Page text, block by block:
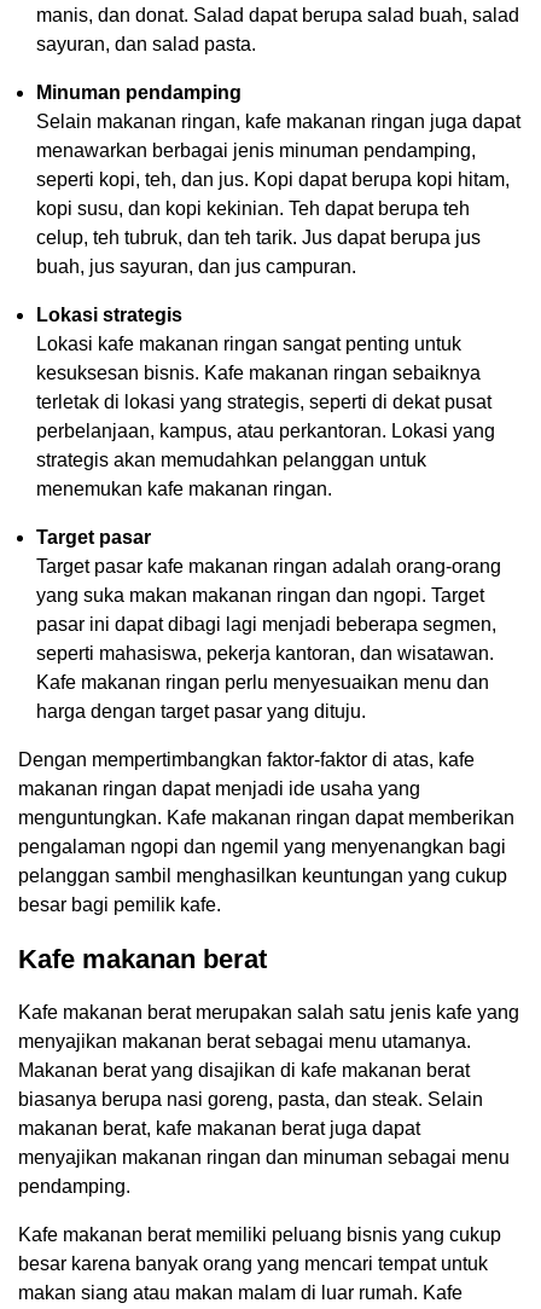
manis, dan donat. Salad dapat berupa salad buah, salad
sayuran, dan salad pasta.
Minuman pendamping
Selain makanan ringan, kafe makanan ringan juga dapat
menawarkan berbagai jenis minuman pendamping,
seperti kopi, teh, dan jus. Kopi dapat berupa kopi hitam,
kopi susu, dan kopi kekinian. Teh dapat berupa teh
celup, teh tubruk, dan teh tarik. Jus dapat berupa jus
buah, jus sayuran, dan jus campuran.
Lokasi strategis
Lokasi kafe makanan ringan sangat penting untuk
kesuksesan bisnis. Kafe makanan ringan sebaiknya
terletak di lokasi yang strategis, seperti di dekat pusat
perbelanjaan, kampus, atau perkantoran. Lokasi yang
strategis akan memudahkan pelanggan untuk
menemukan kafe makanan ringan.
Target pasar
Target pasar kafe makanan ringan adalah orang-orang
yang suka makan makanan ringan dan ngopi. Target
pasar ini dapat dibagi lagi menjadi beberapa segmen,
seperti mahasiswa, pekerja kantoran, dan wisatawan.
Kafe makanan ringan perlu menyesuaikan menu dan
harga dengan target pasar yang dituju.
Dengan mempertimbangkan faktor-faktor di atas, kafe
makanan ringan dapat menjadi ide usaha yang
menguntungkan. Kafe makanan ringan dapat memberikan
pengalaman ngopi dan ngemil yang menyenangkan bagi
pelanggan sambil menghasilkan keuntungan yang cukup
besar bagi pemilik kafe.
Kafe makanan berat
Kafe makanan berat merupakan salah satu jenis kafe yang
menyajikan makanan berat sebagai menu utamanya.
Makanan berat yang disajikan di kafe makanan berat
biasanya berupa nasi goreng, pasta, dan steak. Selain
makanan berat, kafe makanan berat juga dapat
menyajikan makanan ringan dan minuman sebagai menu
pendamping.
Kafe makanan berat memiliki peluang bisnis yang cukup
besar karena banyak orang yang mencari tempat untuk
makan siang atau makan malam di luar rumah. Kafe